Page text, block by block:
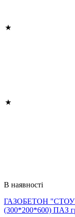
В наявності
ГАЗОБЕТОН
(300*200*600) ПАЗ